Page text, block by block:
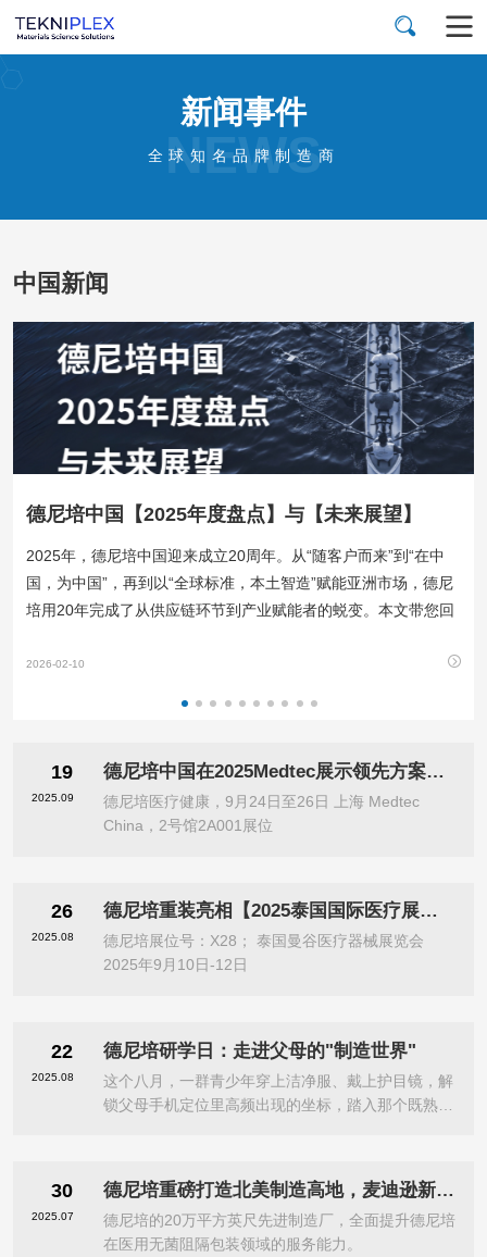
新闻事件
全球知名品牌制造商
NEWS
中国新闻
德尼培中国【2025年度盘点】与【未来展望】
2025年，德尼培中国迎来成立20周年。从“随客户而来”到“在中
国，为中国”，再到以“全球标准，本土智造”赋能亚洲市场，德尼
培用20年完成了从供应链环节到产业赋能者的蜕变。本文带您回
2026-02-10
19
2025.09
德尼培中国在2025Medtec展示领先方案与20周年成果
德尼培医疗健康，9月24日至26日 上海 Medtec
China，2号馆2A001展位
26
2025.08
德尼培重装亮相【2025泰国国际医疗展览会】
德尼培展位号：X28； 泰国曼谷医疗器械展览会
2025年9月10日-12日
22
2025.08
德尼培研学日：走进父母的"制造世界"
这个八月，一群青少年穿上洁净服、戴上护目镜，解
锁父母手机定位里高频出现的坐标，踏入那个既熟悉
30
2025.07
德尼培重磅打造北美制造高地，麦迪逊新工厂全面投产！
德尼培的20万平方英尺先进制造厂，全面提升德尼培
在医用无菌阻隔包装领域的服务能力。